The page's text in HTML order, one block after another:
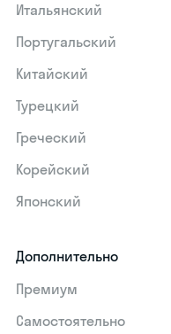
Итальянский
Португальский
Китайский
Турецкий
Греческий
Корейский
Японский
Дополнительно
Премиум
Самостоятельно